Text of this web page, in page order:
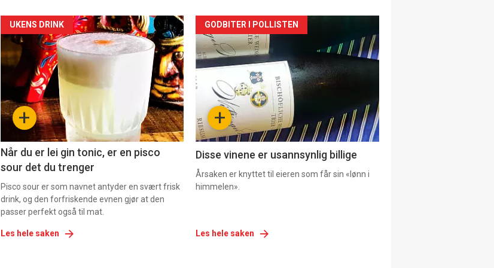
Forsiden
akkurat
nå
-
+
UKENS DRINK
Når du er lei gin tonic, er en pisco
sour det du trenger
Pisco sour er som navnet antyder en svært frisk
drink, og den forfriskende evnen gjør at den
passer perfekt også til mat.
Les hele saken
Forsiden
akkurat
nå
3 +
GODBITER I POLLISTEN
Disse vinene er usannsynlig billige
Årsaken er knyttet til eieren som får sin «lønn i
himmelen».
Les hele saken